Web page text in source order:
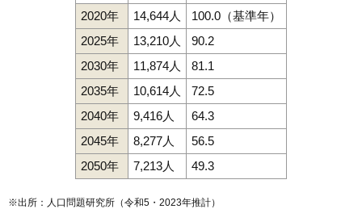
2020年 14,644人
100.0（基準年）
2025年
13,210人
90.2
2030年
11,874人
81.1
2035年
10,614人
72.5
2040年
9,416人
64.3
2045年
8,277人
56.5
2050年
7,213人 49.3
※出所：人口問題研究所（令和5・2023年推計）